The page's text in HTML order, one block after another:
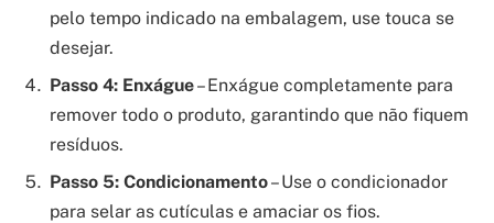
pelo tempo indicado na embalagem, use touca se
desejar.
Passo 4: Enxágue– Enxágue completamente para
remover todo o produto, garantindo que não fiquem
resíduos.
Passo 5: Condicionamento– Use o condicionador
para selar as cutículas e amaciar os fios.